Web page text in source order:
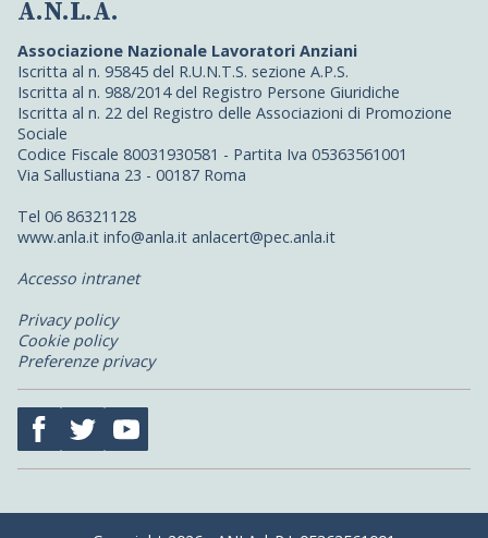
A.N.L.A.
Associazione Nazionale Lavoratori Anziani
Iscritta al n. 95845 del R.U.N.T.S. sezione A.P.S.
Iscritta al n. 988/2014 del Registro Persone Giuridiche
Iscritta al n. 22 del Registro delle Associazioni di Promozione
Sociale
Codice Fiscale 80031930581 - Partita Iva 05363561001
Via Sallustiana 23 - 00187 Roma
Tel 06 86321128
www.anla.it info@anla.it anlacert@pec.anla.it
Accesso intranet
Privacy policy
Cookie policy
Preferenze privacy